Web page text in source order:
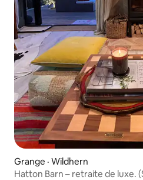
Grange · Wildhern
Hatton Barn – retraite de luxe.